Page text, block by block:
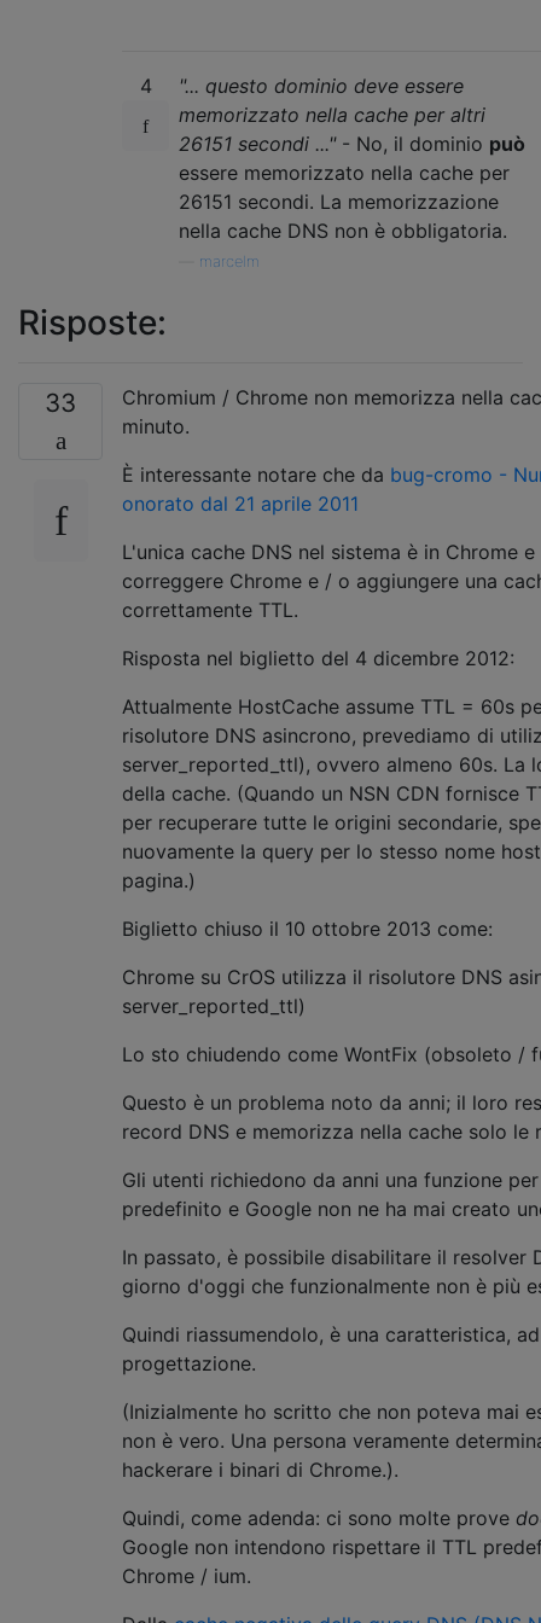
4
"... questo dominio deve essere
memorizzato nella cache per altri
26151 secondi ..."- No, il dominio può
essere memorizzato nella cache per
26151 secondi. La memorizzazione
nella cache DNS non è obbligatoria.
marcelm
Risposte:
33
Chromium / Chrome non memorizza nella
minuto.
È interessante notare che da bug-cromo -
onorato dal 21 aprile 2011
L'unica cache DNS nel sistema è in Chrome
correggere Chrome e / o aggiungere una
correttamente TTL.
Risposta nel biglietto del 4 dicembre 2012:
Attualmente HostCache assume TTL = 60s
risolutore DNS asincrono, prevediamo di
server_reported_ttl), ovvero almeno 60s. La
della cache. (Quando un NSN CDN fornisce
per recuperare tutte le origini secondarie,
nuovamente la query per lo stesso nome
pagina.)
Biglietto chiuso il 10 ottobre 2013 come:
Chrome su CrOS utilizza il risolutore DNS
server_reported_ttl)
Lo sto chiudendo come WontFix (obsoleto /
Questo è un problema noto da anni; il loro
record DNS e memorizza nella cache solo le
Gli utenti richiedono da anni una funzione
predefinito e Google non ne ha mai creato
In passato, è possibile disabilitare il resolver
giorno d'oggi che funzionalmente non è più
Quindi riassumendolo, è una caratteristica,
progettazione.
(Inizialmente ho scritto che non poteva mai
non è vero. Una persona veramente
hackerare i binari di Chrome.).
Quindi, come adenda: ci sono molte prove
Google non intendono rispettare il TTL
Chrome / ium.